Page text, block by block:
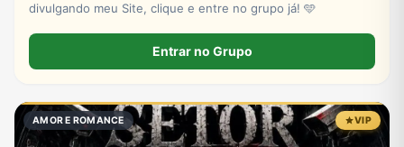
divulgando meu Site, clique e entre no grupo já! 🩵
Entrar no Grupo
AMOR E ROMANCE VIP